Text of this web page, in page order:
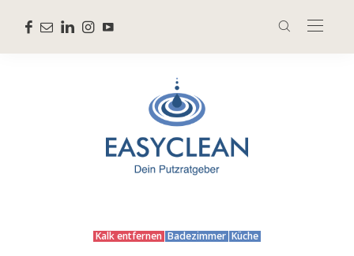
Kalk entfernen Badezimmer Küche